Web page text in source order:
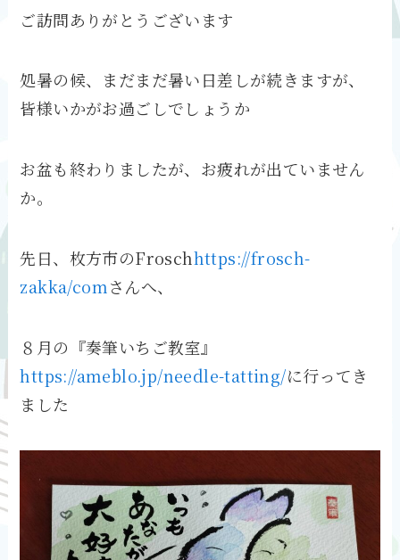
ご訪問ありがとうございます
処暑の候、まだまだ暑い日差しが続きますが、
皆様いかがお過ごしでしょうか
お盆も終わりましたが、お疲れが出ていません
か。
先日、枚方市のFroschhttps://frosch-
zakka/comさんへ、
８月の『奏筆いちご教室』
https://ameblo.jp/needle-tatting/に行ってき
ました